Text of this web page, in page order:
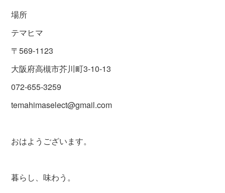
場所
テマヒマ
〒569-1123
大阪府高槻市芥川町3-10-13
072-655-3259
temahimaselect@gmail.com
おはようございます。
暮らし、味わう。